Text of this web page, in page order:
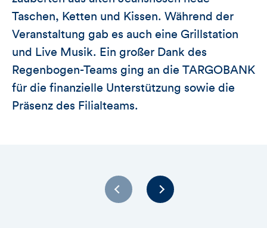
Taschen, Ketten und Kissen. Während der
Veranstaltung gab es auch eine Grillstation
und Live Musik. Ein großer Dank des
Regenbogen-Teams ging an die TARGOBANK
für die finanzielle Unterstützung sowie die
Präsenz des Filialteams.